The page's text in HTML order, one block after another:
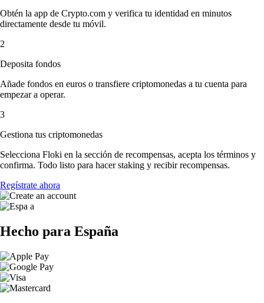
Obtén la app de Crypto.com y verifica tu identidad en minutos
directamente desde tu móvil.
2
Deposita fondos
Añade fondos en euros o transfiere criptomonedas a tu cuenta para
empezar a operar.
3
Gestiona tus criptomonedas
Selecciona Floki en la sección de recompensas, acepta los términos y
confirma. Todo listo para hacer staking y recibir recompensas.
Regístrate ahora
Hecho para España